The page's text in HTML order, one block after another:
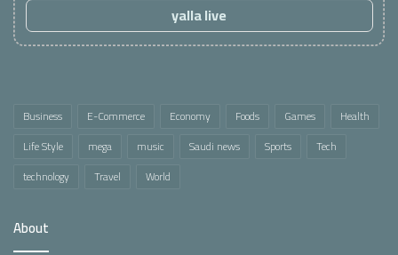
yalla live
Business E-Commerce Economy Foods Games
Health
Life Style
mega music Saudi news Sports
Tech
technology
Travel World
About